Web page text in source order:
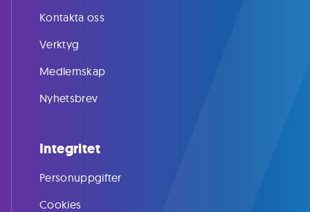
Kontakta oss
Verktyg
Medlemskap
Nyhetsbrev
Integritet
Personuppgifter
Cookies